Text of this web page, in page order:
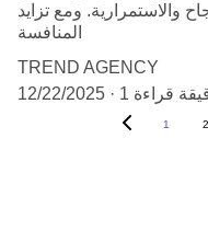
والاستمرارية. ومع تزايد
المنافسة
TREND AGENCY
12/22/2025
قراءة
1 2